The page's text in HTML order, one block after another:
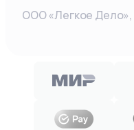
ООО «Легкое Дело»,